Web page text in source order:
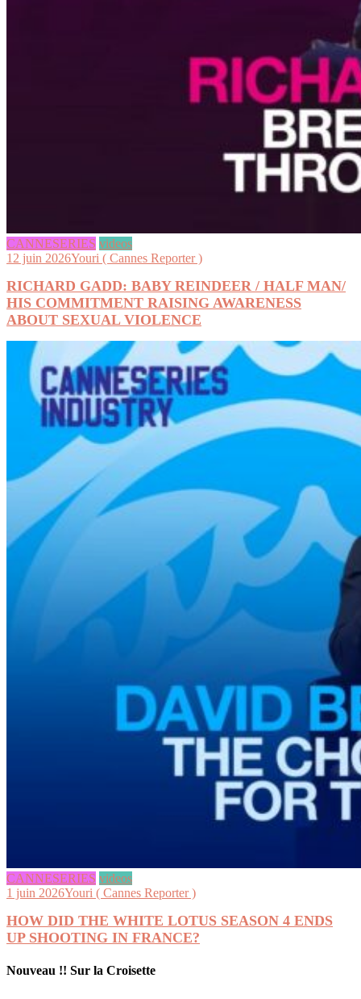
CANNESERIES videos
12 juin 2026Youri ( Cannes Reporter )
RICHARD GADD: BABY REINDEER / HALF MAN/
HIS COMMITMENT RAISING AWARENESS
ABOUT SEXUAL VIOLENCE
CANNESERIES videos
1 juin 2026Youri ( Cannes Reporter )
HOW DID THE WHITE LOTUS SEASON 4 ENDS
UP SHOOTING IN FRANCE?
Nouveau !! Sur la Croisette